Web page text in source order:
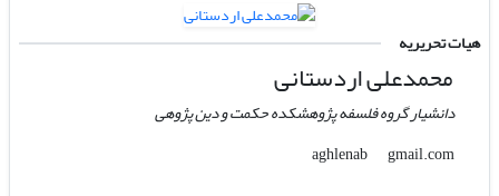
هیات تحریریه
محمدعلی اردستانی
دانشیار گروه فلسفه پژوهشکده حکمت و دین پژوهی
aghlenab
gmail.com